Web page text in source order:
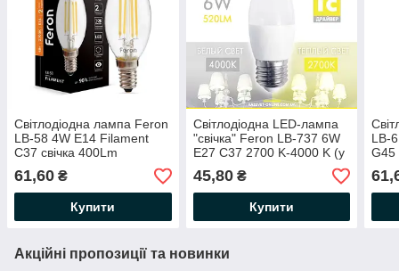
Світлодіодна лампа Feron
LB-58 4W E14 Filament
C37 свічка 400Lm
2700K/4000K
61,60 ₴
Купити
Світлодіодна LED-лампа
"свічка" Feron LB-737 6W
Е27 C37 2700 K-4000 K (у
настільну лампу, бра) 520
Lm
45,80₴
Купити
LB-
G45
Акційні пропозиції та новинки